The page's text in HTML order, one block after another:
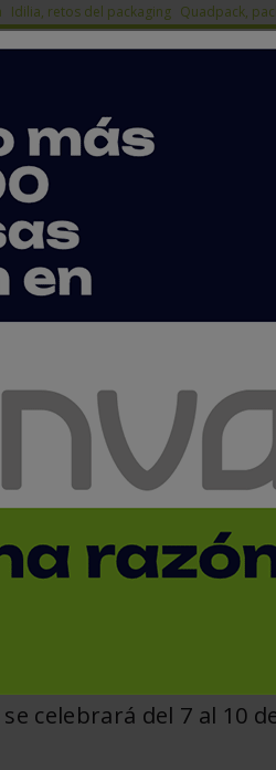
Idilia, retos del packaging Quadpack,
estar presente en Hispack 2024
en
se celebrará del 7 al 10